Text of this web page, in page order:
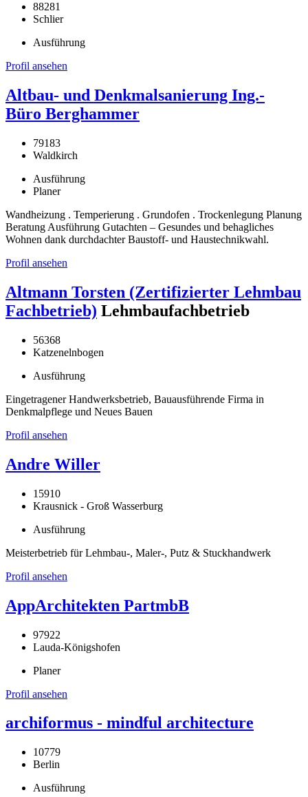
88281
Schlier
Ausführung
Profil ansehen
Altbau- und Denkmalsanierung Ing.-
Büro Berghammer
79183
Waldkirch
Ausführung
Planer
Wandheizung . Temperierung . Grundofen . Trockenlegung Planung
Beratung Ausführung Gutachten – Gesundes und behagliches
Wohnen dank durchdachter Baustoff- und Haustechnikwahl.
Profil ansehen
Altmann Torsten (Zertifizierter Lehmbau
Fachbetrieb) Lehmbaufachbetrieb
56368
Katzenelnbogen
Ausführung
Eingetragener Handwerksbetrieb, Bauausführende Firma in
Denkmalpflege und Neues Bauen
Profil ansehen
Andre Willer
15910
Krausnick - Groß Wasserburg
Ausführung
Meisterbetrieb für Lehmbau-, Maler-, Putz & Stuckhandwerk
Profil ansehen
AppArchitekten PartmbB
97922
Lauda-Königshofen
Planer
Profil ansehen
archiformus - mindful architecture
10779
Berlin
Ausführung